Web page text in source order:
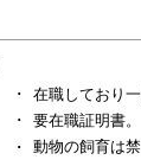
･
在職しており
･
要在職証明書。
･
動物の飼育は禁